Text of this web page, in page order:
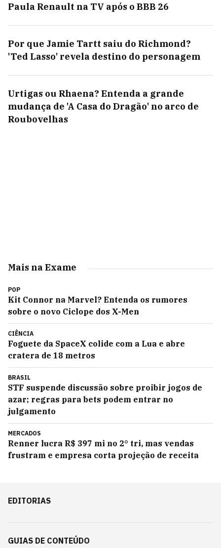
Paula Renault na TV após o BBB 26
Por que Jamie Tartt saiu do Richmond?
'Ted Lasso' revela destino do personagem
Urtigas ou Rhaena? Entenda a grande
mudança de 'A Casa do Dragão' no arco de
Roubovelhas
Mais na Exame
POP
Kit Connor na Marvel? Entenda os rumores
sobre o novo Ciclope dos X-Men
CIÊNCIA
Foguete da SpaceX colide com a Lua e abre
cratera de 18 metros
BRASIL
STF suspende discussão sobre proibir jogos de
azar; regras para bets podem entrar no
julgamento
MERCADOS
Renner lucra R$ 397 mi no 2° tri, mas vendas
frustram e empresa corta projeção de receita
EDITORIAS
GUIAS DE CONTEÚDO